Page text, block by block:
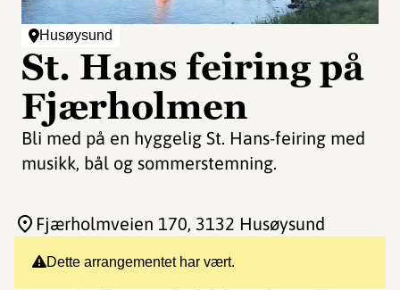
Husøysund
St. Hans feiring på
Fjærholmen
Bli med på en hyggelig St. Hans-feiring med
musikk, bål og sommerstemning.
Dette arrangementet har vært.
Fjærholmveien 170, 3132 Husøysund